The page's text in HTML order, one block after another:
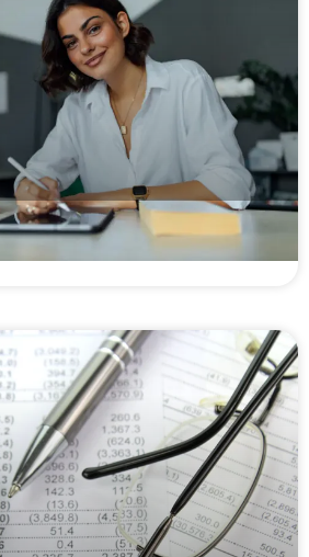
o que é, como